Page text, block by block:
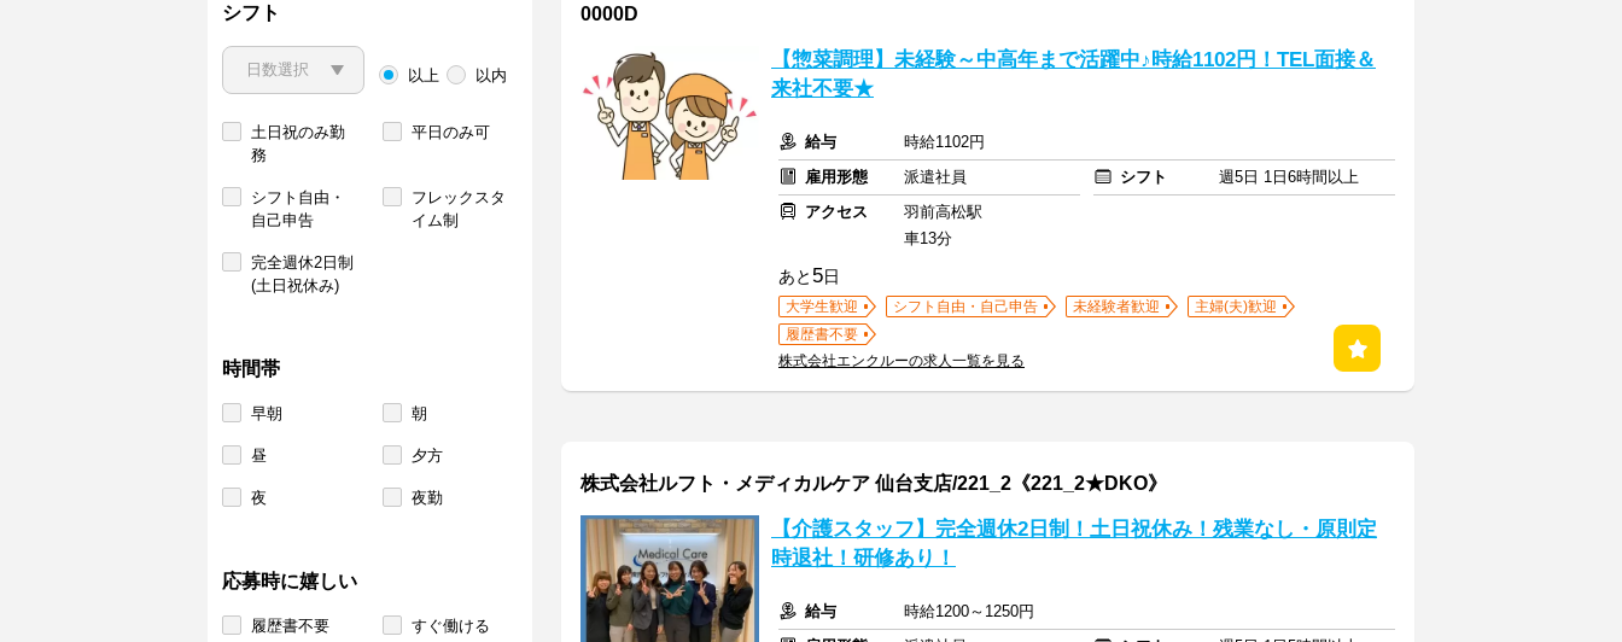
シフト
以上 以内
土日祝のみ勤
務
平日のみ可
シフト自由・
自己申告
フレックスタ
イム制
完全週休2日制
(土日祝休み)
時間帯
早朝 朝
昼 夕方
夜 夜勤
応募時に嬉しい
履歴書不要 すぐ働ける
0000D
【惣菜調理】未経験～中高年まで活躍中♪時給1102円！TEL面接＆
来社不要★
給与
時給1102円
雇用形態
派遣社員 シフト
週5日 1日6時間以上
アクセス
羽前高松駅
車13分
あと 5日
大学生歓迎 シフト自由・自己申告 未経験者歓迎
主婦(夫)歓迎
履歴書不要
株式会社エンクルーの求人一覧を見る
株式会社ルフト・メディカルケア 仙台支店/221_2《221_2★DKO》
【介護スタッフ】完全週休2日制！土日祝休み！残業なし・原則定
時退社！研修あり！
給与
時給1200～1250円